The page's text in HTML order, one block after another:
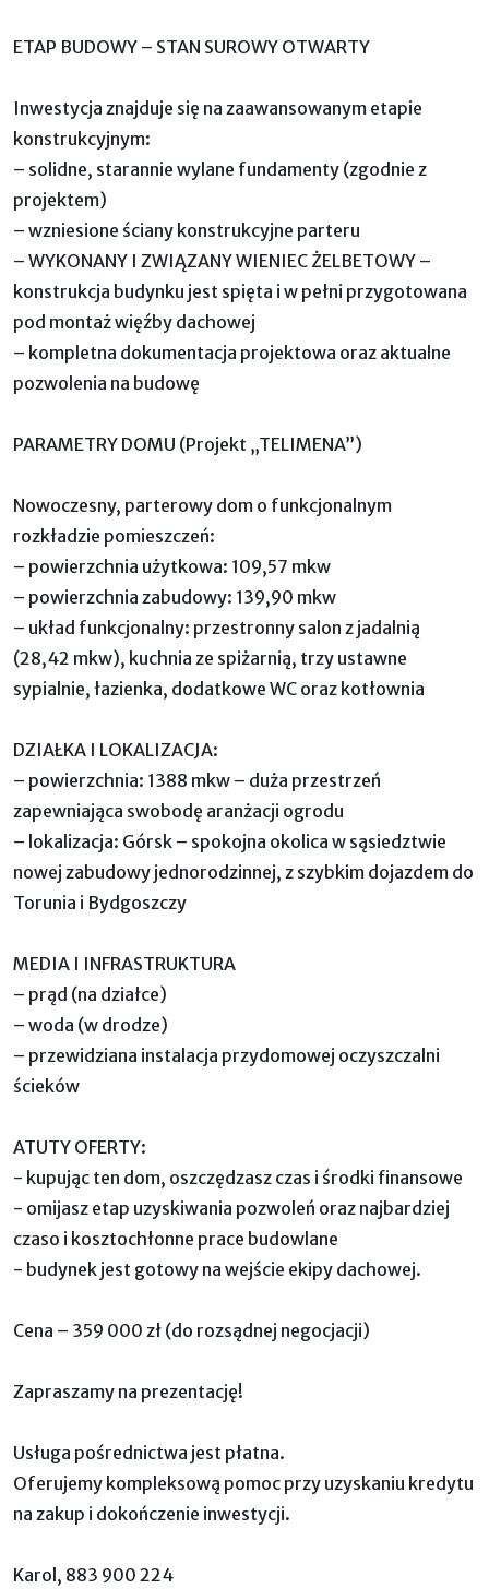
ETAP BUDOWY – STAN SUROWY OTWARTY
Inwestycja znajduje się na zaawansowanym etapie
konstrukcyjnym:
– solidne, starannie wylane fundamenty (zgodnie z
projektem)
– wzniesione ściany konstrukcyjne parteru
– WYKONANY I ZWIĄZANY WIENIEC ŻELBETOWY –
konstrukcja budynku jest spięta i w pełni przygotowana
pod montaż więźby dachowej
– kompletna dokumentacja projektowa oraz aktualne
pozwolenia na budowę
PARAMETRY DOMU (Projekt „TELIMENA”)
Nowoczesny, parterowy dom o funkcjonalnym
rozkładzie pomieszczeń:
– powierzchnia użytkowa: 109,57 mkw
– powierzchnia zabudowy: 139,90 mkw
– układ funkcjonalny: przestronny salon z jadalnią
(28,42 mkw), kuchnia ze spiżarnią, trzy ustawne
sypialnie, łazienka, dodatkowe WC oraz kotłownia
DZIAŁKA I LOKALIZACJA:
– powierzchnia: 1388 mkw – duża przestrzeń
zapewniająca swobodę aranżacji ogrodu
– lokalizacja: Górsk – spokojna okolica w sąsiedztwie
nowej zabudowy jednorodzinnej, z szybkim dojazdem do
Torunia i Bydgoszczy
MEDIA I INFRASTRUKTURA
– prąd (na działce)
– woda (w drodze)
– przewidziana instalacja przydomowej oczyszczalni
ścieków
ATUTY OFERTY:
- kupując ten dom, oszczędzasz czas i środki finansowe
- omijasz etap uzyskiwania pozwoleń oraz najbardziej
czaso i kosztochłonne prace budowlane
- budynek jest gotowy na wejście ekipy dachowej.
Cena – 359 000 zł (do rozsądnej negocjacji)
Zapraszamy na prezentację!
Usługa pośrednictwa jest płatna.
Oferujemy kompleksową pomoc przy uzyskaniu kredytu
na zakup i dokończenie inwestycji.
Karol, 883 900 224